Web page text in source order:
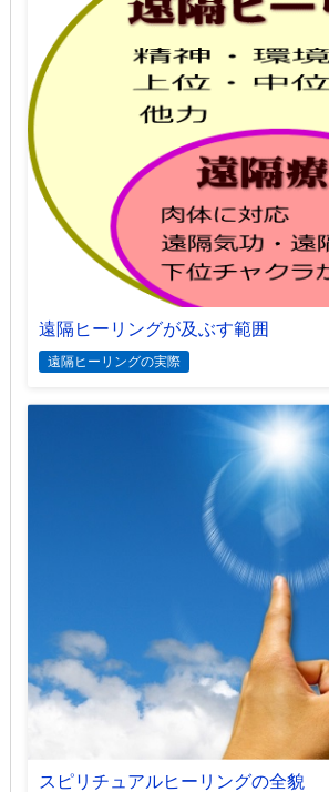
遠隔ヒーリングが及ぶす範囲
遠隔ヒーリングの実際
スピリチュアルヒーリングの全貌